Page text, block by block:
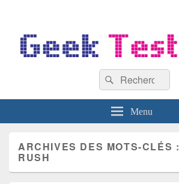
Recherche :
Rechercher
Menu
ARCHIVES DES MOTS-CLÉS :
RUSH